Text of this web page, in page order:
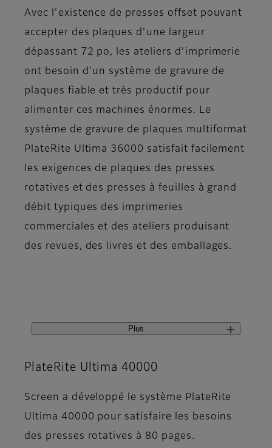
Avec l'existence de presses offset pouvant
accepter des plaques d'une largeur
dépassant 72 po, les ateliers d'imprimerie
ont besoin d'un système de gravure de
plaques fiable et très productif pour
alimenter ces machines énormes. Le
système de gravure de plaques multiformat
PlateRite Ultima 36000 satisfait facilement
les exigences de plaques des presses
rotatives et des presses à feuilles à grand
débit typiques des imprimeries
commerciales et des ateliers produisant
des revues, des livres et des emballages.
Plus
PlateRite Ultima 40000
Screen a développé le système PlateRite
Ultima 40000 pour satisfaire les besoins
des presses rotatives à 80 pages.